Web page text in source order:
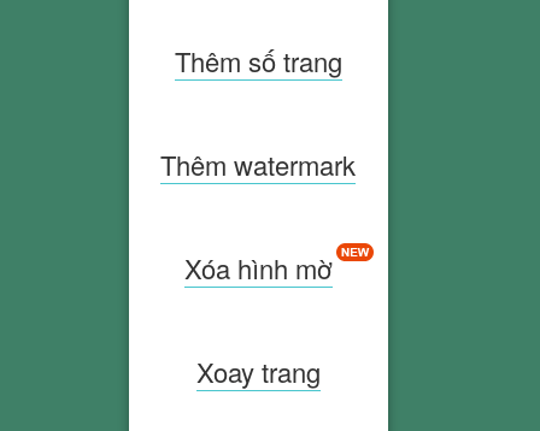
Thêm số trang
Thêm watermark
Xóa hình mờ
Xoay trang